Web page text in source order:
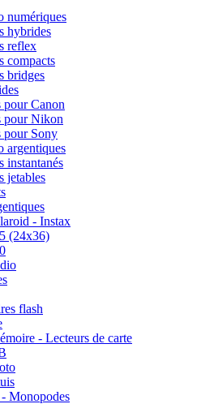
numériques
hybrides
reflex
compacts
bridges
pour Canon
pour Nikon
pour Sony
argentiques
instantanés
jetables
- Instax
(24x36)
flash
- Lecteurs de carte
Monopodes